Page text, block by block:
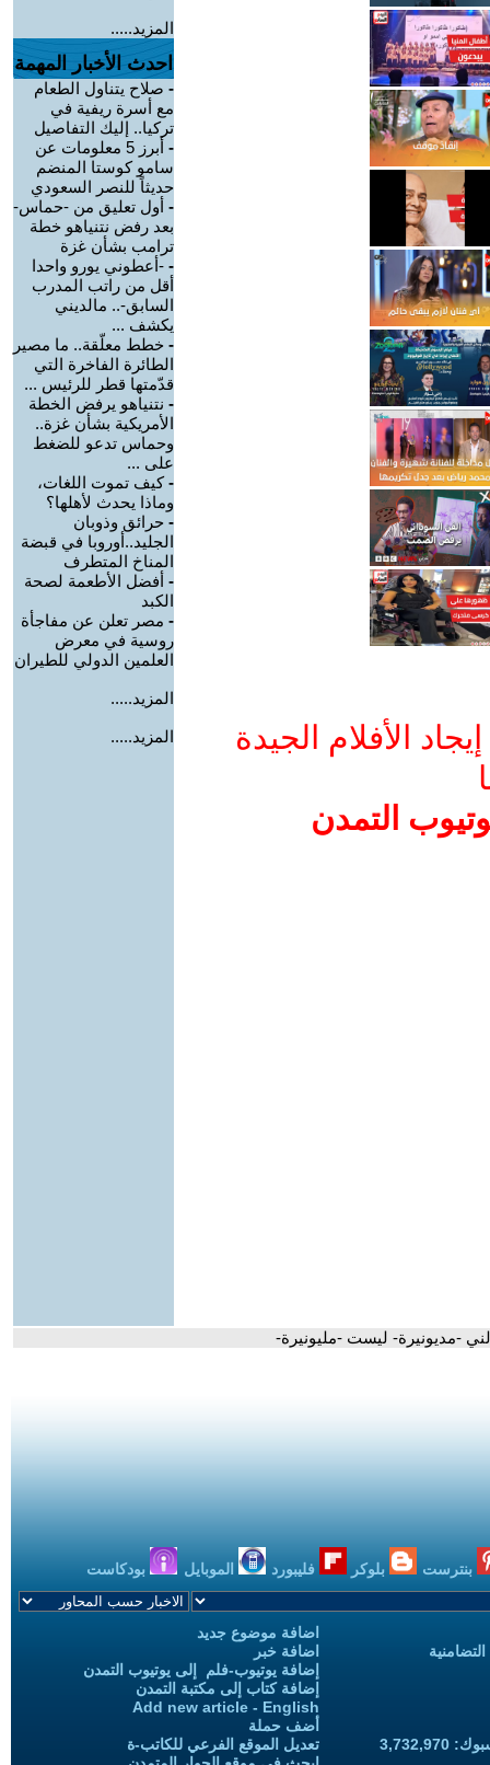
الأفلام الجيدة
التمدن
المزيد.....
احدث الأخبار المهمة
- صلاح يتناول الطعام
مع أسرة ريفية في
تركيا.. إليك التفاصيل
-
أبرز 5 معلومات عن
سامو كوستا المنضم
حديثاً للنصر السعودي
- أول تعليق من -حماس-
بعد رفض نتنياهو خطة
ترامب بشأن غزة
- -أعطوني يورو واحدا
أقل من راتب المدرب
السابق-.. مالديني
يكشف ...
- خطط معلّقة.. ما مصير
الطائرة الفاخرة التي
قدّمتها قطر للرئيس ...
- نتنياهو يرفض الخطة
الأمريكية بشأن غزة..
وحماس تدعو للضغط
على ...
-كيف تموت اللغات،
وماذا يحدث لأهلها؟
- حرائق وذوبان
الجليد..أوروبا في قبضة
المناخ المتطرف
- أفضل الأطعمة لصحة
الكبد
- مصر تعلن عن مفاجأة
روسية في معرض
العلمين الدولي للطيران
المزيد.....
المزيد.....
-مديونيرة- ليست -مليونيرة-
بنترست بلوكر فليبورد الموبايل بودكاست
اضافة موضوع جديد
اضافة خبر
إضافة يوتيوب-فلم إلى يوتيوب التمدن
إضافة كتاب إلى مكتبة التمدن
Add new article - English
أضف حملة
تعديل الموقع الفرعي للكاتب-ة